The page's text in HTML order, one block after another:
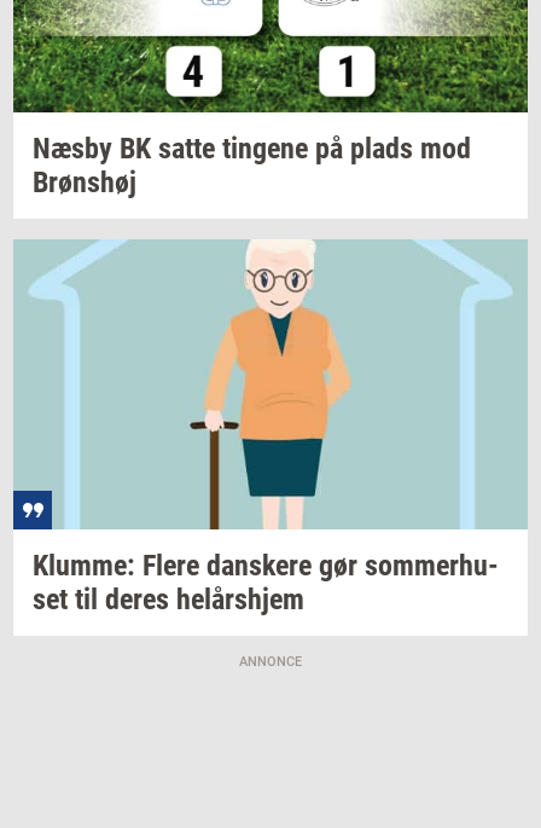
Næsby BK satte tin­ge­ne på plads mod
Brøns­høj
Klum­me: Flere dan­ske­re gør som­mer­hu­
set til deres helårs­hjem
ANNONCE